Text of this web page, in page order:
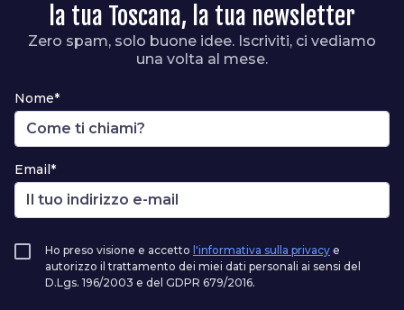
la tua Toscana, la tua newsletter
Zero spam, solo buone idee. Iscriviti, ci vediamo
una volta al mese.
Nome*
Email*
Ho preso visione e accetto l'informativa sulla privacy e
autorizzo il trattamento dei miei dati personali ai sensi del
D.Lgs. 196/2003 e del GDPR 679/2016.